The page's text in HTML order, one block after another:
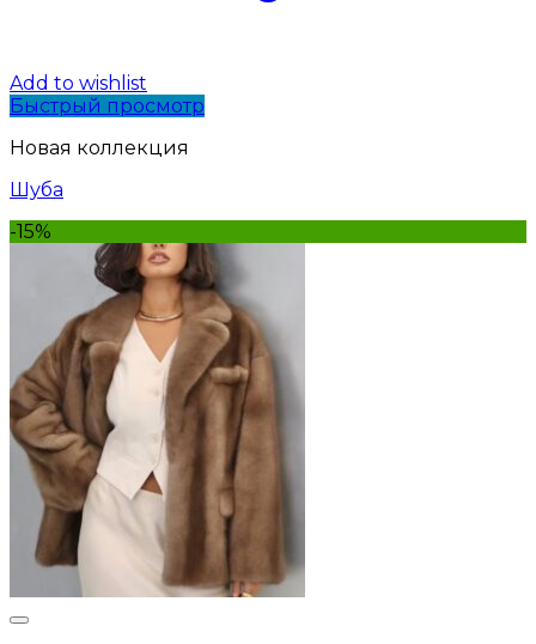
Add to wishlist
Быстрый просмотр
Новая коллекция
Шуба
-15%